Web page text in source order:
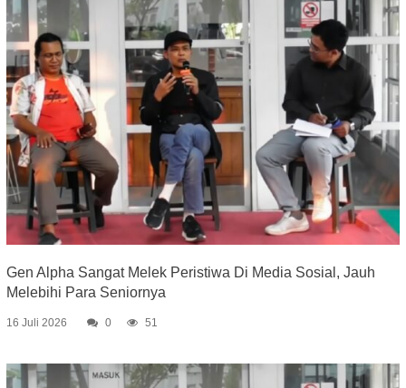
Gen Alpha Sangat Melek Peristiwa Di Media Sosial, Jauh
Melebihi Para Seniornya
16 Juli 2026 0 51